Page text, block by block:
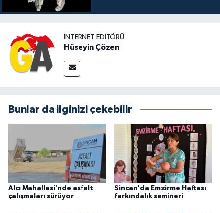
İNTERNET EDITÖRÜ
Hüseyin Çözen
Bunlar da ilginizi çekebilir
Alcı Mahallesi'nde asfalt
çalışmaları sürüyor
Sincan'da Emzirme Haftası
farkındalık semineri